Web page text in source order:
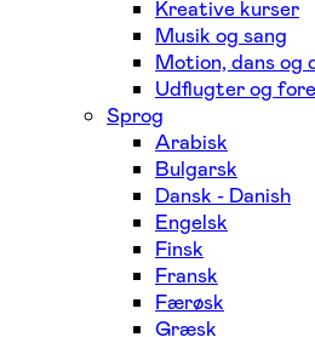
Kreative kurser
Musik og sang
Motion, dans og
Udflugter og
Sprog
Arabisk
Bulgarsk
Dansk - Danish
Engelsk
Finsk
Fransk
Færøsk
Græsk